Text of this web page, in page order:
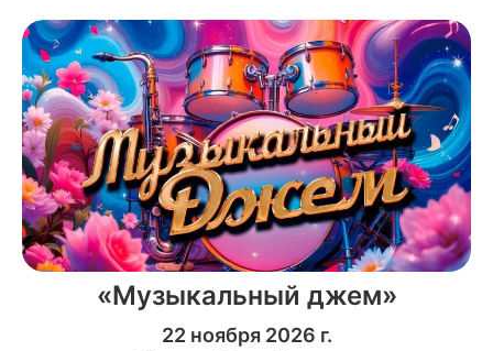
«Музыкальный джем»
22 ноября 2026 г.